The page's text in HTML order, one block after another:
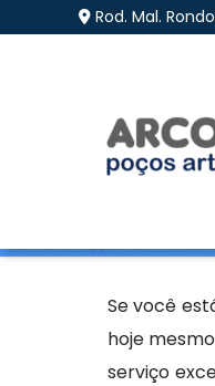
Rod. Mal.
Se você
hoje
serviço